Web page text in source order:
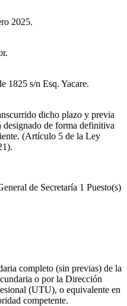
2025.
1825 s/n Esq. Yacare.
dicho plazo y previa
de forma definitiva
(Artículo 5 de la Ley
de Secretaría 1 Puesto(s)
completo (sin previas) de la
o por la Dirección
(UTU), o equivalente en
competente.